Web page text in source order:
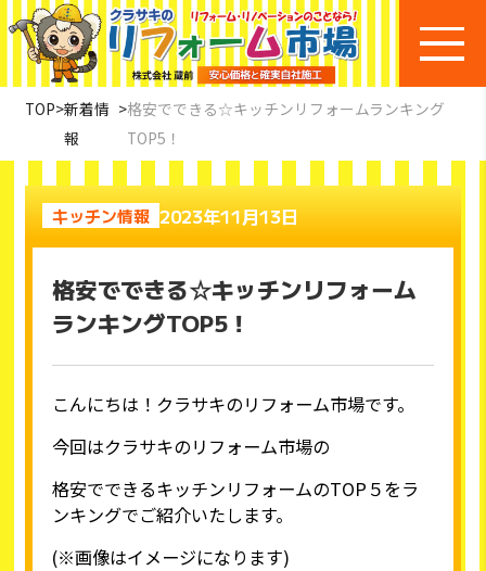
TOP>新着情
報
>格安でできる☆キッチンリフォームランキング
TOP5！
キッチン情報 2023年11月13日
格安でできる☆キッチンリフォーム
ランキングTOP5！
こんにちは！クラサキのリフォーム市場です。
今回はクラサキのリフォーム市場の
格安でできるキッチンリフォームのTOP５をラ
ンキングでご紹介いたします。
(※画像はイメージになります)